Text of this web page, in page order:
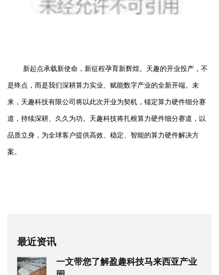
新起点承载新使命，新征程孕育新辉煌。天趣的开业投产，不
是终点，而是我们深耕算力实业、赋能数字产业的全新开端。未
来，天趣科技有限公司将以此次开业为契机，锚定算力硬件细分赛
道，持续深耕、久久为功。天趣科技将扎根算力硬件细分赛道，以
品质立身，为全球客户提供高效、稳定、智能的算力硬件解决方
案。
最近资讯
一文带您了解盈趣科技马来西亚产业